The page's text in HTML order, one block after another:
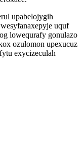
upabelojygih
uquf
lowequrafy gonulazo
ozulomon upexucuz
exycizeculah